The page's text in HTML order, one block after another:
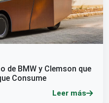
de BMW y Clemson que
Consume
Leer más